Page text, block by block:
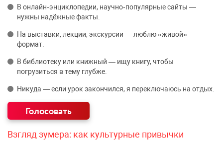
В онлайн‑энциклопедии, научно‑популярные сайты —
нужны надёжные факты.
На выставки, лекции, экскурсии — люблю «живой»
формат.
В библиотеку или книжный — ищу книгу, чтобы
погрузиться в тему глубже.
Никуда — если урок закончился, я переключаюсь на отдых.
Взгляд зумера: как культурные привычки